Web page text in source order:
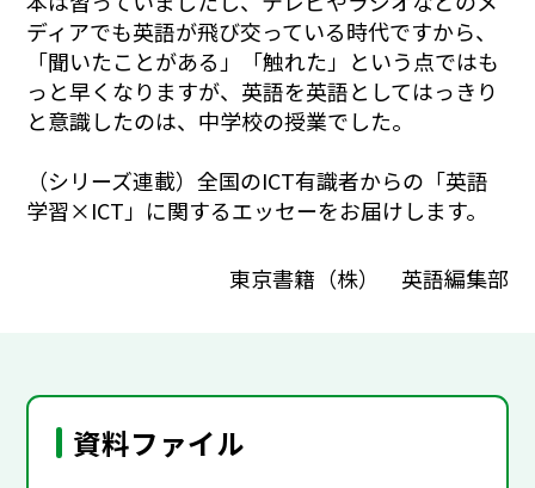
ディアでも英語が飛び交っている時代ですから、
「聞いたことがある」「触れた」という点ではも
っと早くなりますが、英語を英語としてはっきり
と意識したのは、中学校の授業でした。
（シリーズ連載）全国のICT有識者からの「英語
学習×ICT」に関するエッセーをお届けします。
東京書籍（株） 英語編集部
資料ファイル